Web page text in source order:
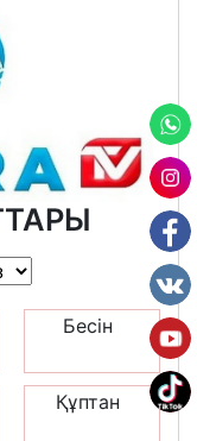
Бесін
Құптан